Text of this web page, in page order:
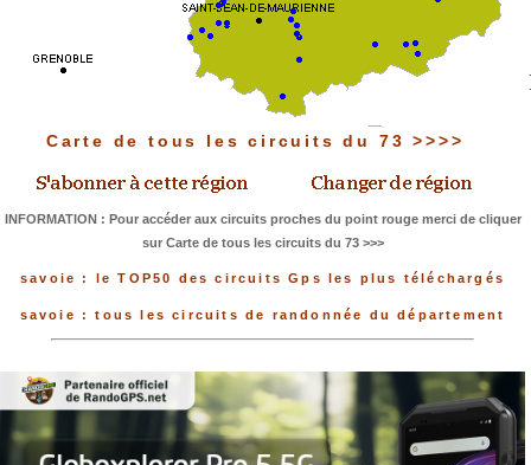
Carte de tous les circuits du 73 >>>>
INFORMATION : Pour accéder aux circuits proches du point rouge merci de cliquer
sur Carte de tous les circuits du 73 >>>
savoie : le TOP50 des circuits Gps les plus téléchargés
savoie : tous les circuits de randonnée du département